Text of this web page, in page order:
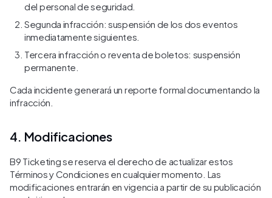
del personal de seguridad.
Segunda infracción: suspensión de los dos eventos
inmediatamente siguientes.
Tercera infracción o reventa de boletos: suspensión
permanente.
Cada incidente generará un reporte formal documentando la
infracción.
4. Modificaciones
B9 Ticketing se reserva el derecho de actualizar estos
Términos y Condiciones en cualquier momento. Las
modificaciones entrarán en vigencia a partir de su publicación